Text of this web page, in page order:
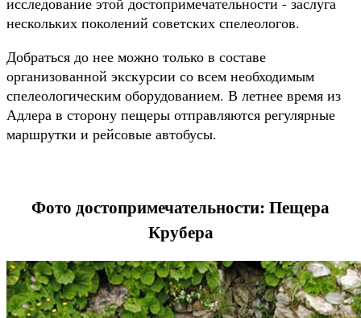
нескольких поколений советских спелеологов.
Добраться до нее можно только в составе
организованной экскурсии со всем необходимым
спелеологическим оборудованием. В летнее время из
Адлера в сторону пещеры отправляются регулярные
маршрутки и рейсовые автобусы.
Фото достопримечательности: Пещера
Крубера